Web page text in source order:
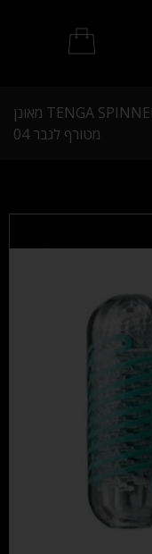
TENGA SPINNER מאונן
מטורף לגבר 04